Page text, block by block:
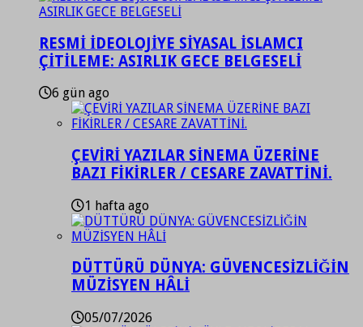
RESMİ İDEOLOJİYE SİYASAL İSLAMCI
ÇİTİLEME: ASIRLIK GECE BELGESELİ
6 gün ago
ÇEVİRİ YAZILAR SİNEMA ÜZERİNE
BAZI FİKİRLER / CESARE ZAVATTİNİ.
1 hafta ago
DÜTTÜRÜ DÜNYA: GÜVENCESİZLİĞİN
MÜZİSYEN HÂLİ
05/07/2026